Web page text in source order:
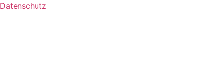
Datenschutz